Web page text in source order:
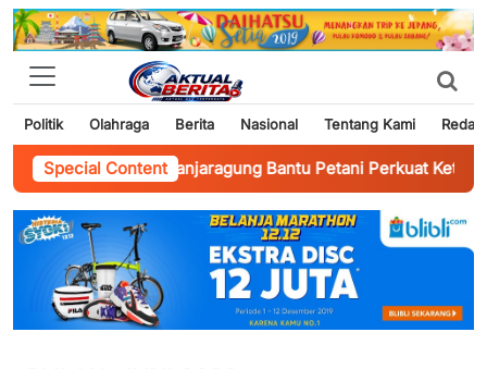
Politik Olahraga Berita Nasional Tentang Kami
Special Content
Banjaragung Bantu Petani Perkuat Ketahanan Pangan